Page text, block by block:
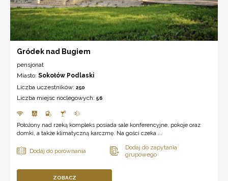
Gródek nad Bugiem
pensjonat
Miasto: Sokołów Podlaski
Liczba uczestników: 250
Liczba miejsc noclegowych: 56
Położony nad rzeką kompleks posiada sale konferencyjne, pokoje oraz
domki, a także klimatyczną karczmę. Na gości czeka ...
ZOBACZ